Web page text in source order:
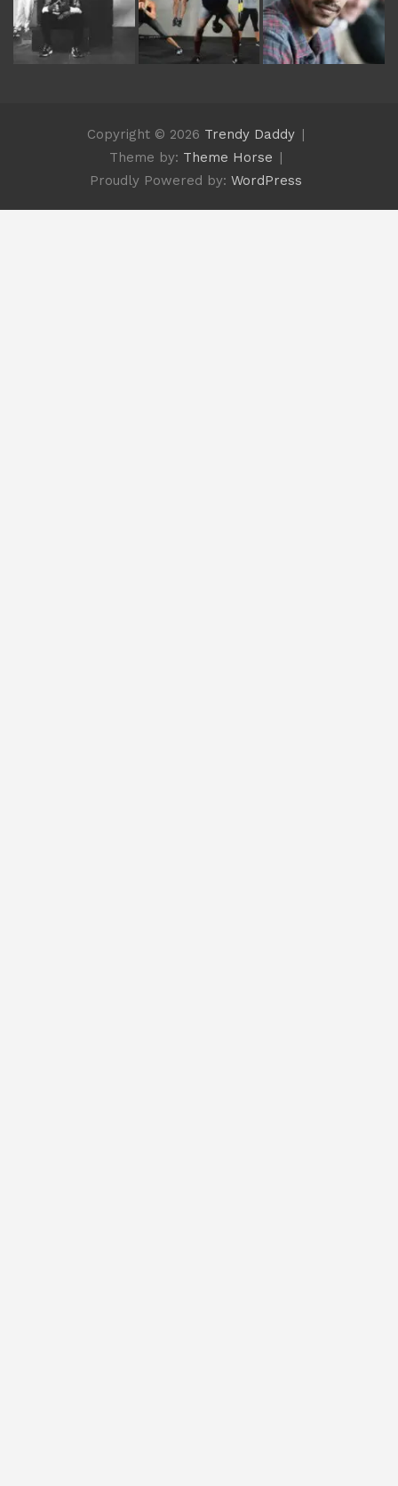
Copyright © 2026 Trendy Daddy
Theme by: Theme Horse
Proudly Powered by: WordPress